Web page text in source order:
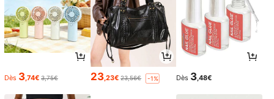
Dès 3,74€ 3,75€ 23,23€ 23,56€ -1% Dès 3,48€